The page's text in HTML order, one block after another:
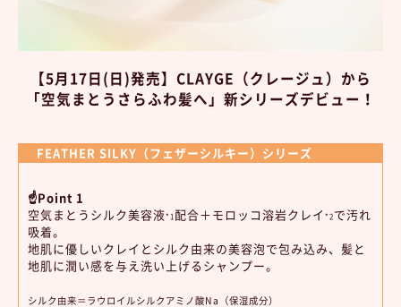
【5月17日(日)発売】CLAYGE（クレージュ）から
「空気まとうさらふわ髪へ」新シリーズデビュー！
FEATHER SILKY（フェザーシルキー）シリーズ
☝Point 1
空気まとうシルク美容液*1配合＋モロッコ溶岩クレイ *2で汚れ
吸着。
地肌に優しいクレイとシルク由来の美容泡で包み込み、髪と
地肌に潤い感を与え洗い上げるシャンプー。
シルク由来＝ラウロイルシルクアミノ酸Na（保湿成分）